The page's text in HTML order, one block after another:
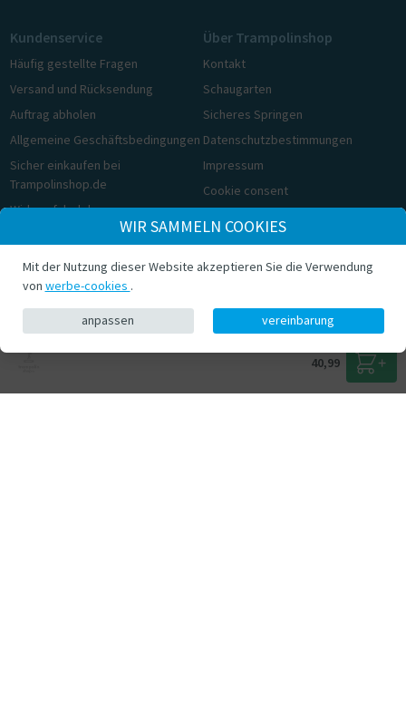
40,99
Kundenservice
Häufig gestellte Fragen
Versand und Rücksendung
Auftrag abholen
Allgemeine Geschäftsbedingungen
Sicher einkaufen bei
Trampolinshop.de
Widerrufsbelehrung
Über Trampolinshop
Kontakt
Schaugarten
Sicheres Springen
Datenschutzbestimmungen
Impressum
Cookie consent
© Trampolinshop.de 2026
WIR SAMMELN COOKIES
Mit der Nutzung dieser Website akzeptieren Sie die Verwendung
von werbe-cookies .
anpassen vereinbarung